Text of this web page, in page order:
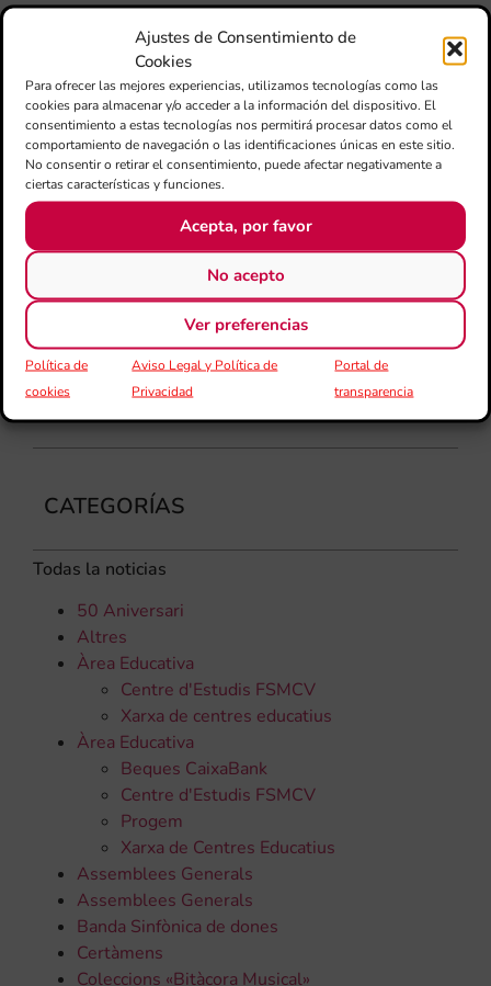
Ajustes de Consentimiento de
Cookies
Para ofrecer las mejores experiencias, utilizamos tecnologías como las
cookies para almacenar y/o acceder a la información del dispositivo. El
consentimiento a estas tecnologías nos permitirá procesar datos como el
comportamiento de navegación o las identificaciones únicas en este sitio.
No consentir o retirar el consentimiento, puede afectar negativamente a
ciertas características y funciones.
Acepta, por favor
No acepto
Ver preferencias
Política de
cookies
Aviso Legal y Política de
Privacidad
Portal de
transparencia
CATEGORÍAS
Todas la noticias
50 Aniversari
Altres
Àrea Educativa
Centre d'Estudis FSMCV
Xarxa de centres educatius
Àrea Educativa
Beques CaixaBank
Centre d'Estudis FSMCV
Progem
Xarxa de Centres Educatius
Assemblees Generals
Assemblees Generals
Banda Sinfònica de dones
Certàmens
Coleccions «Bitàcora Musical»